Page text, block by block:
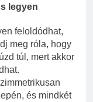
legyen
feloldódhat,
meg róla, hogy
túl, mert akkor
és mindkét